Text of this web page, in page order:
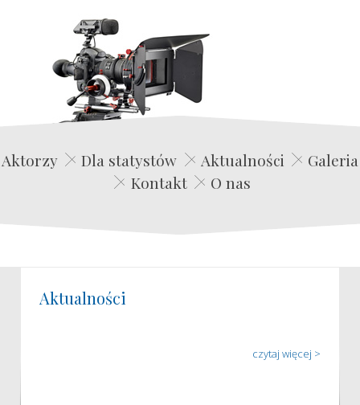
Edwin Film Agencja Aktorska
Aktorzy Dla statystów Aktualności
Galeria
Kontakt
O nas
Aktualności
czytaj więcej >